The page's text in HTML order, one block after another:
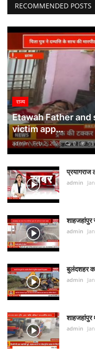
RECOMMENDED POSTS
राज्य
Etawah Father
victim app...
admin Feb 2, 2026 0 53
प्रयागराज
admin
शाहजहांपुर
admin
बुलंदशहर
admin
शाहजहांपुर
admin